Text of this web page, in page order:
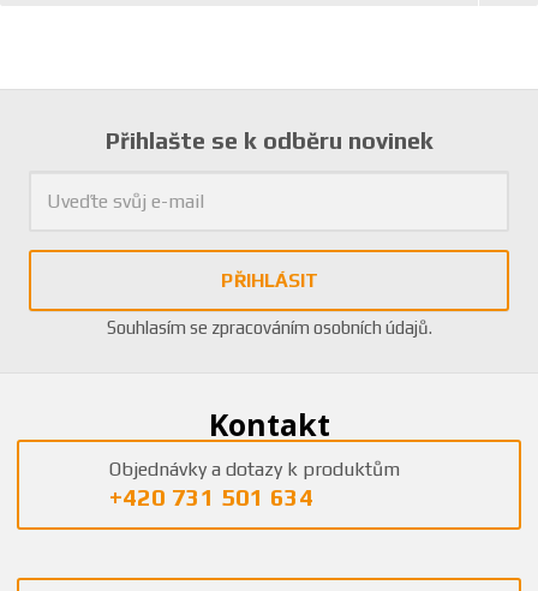
Přihlašte se k odběru novinek
PŘIHLÁSIT
Souhlasím se zpracováním osobních údajů.
Kontakt
Objednávky a dotazy k produktům
+420 731 501 634